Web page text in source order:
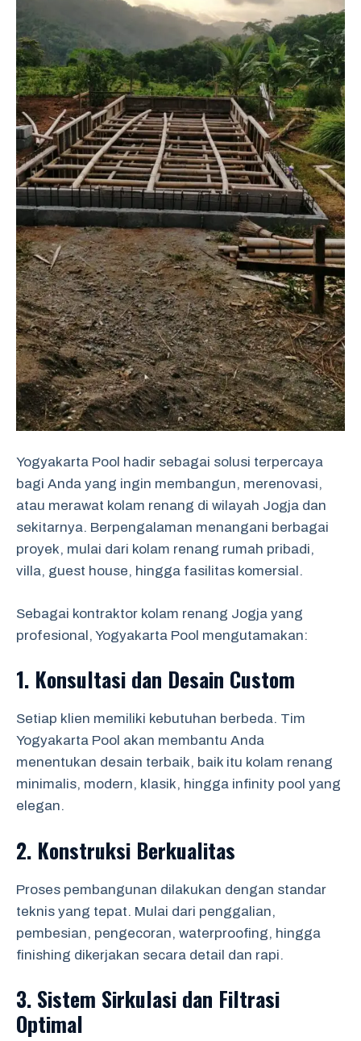
Yogyakarta Pool hadir sebagai solusi terpercaya
bagi Anda yang ingin membangun, merenovasi,
atau merawat kolam renang di wilayah Jogja dan
sekitarnya. Berpengalaman menangani berbagai
proyek, mulai dari kolam renang rumah pribadi,
villa, guest house, hingga fasilitas komersial.
Sebagai kontraktor kolam renang Jogja yang
profesional, Yogyakarta Pool mengutamakan:
1. Konsultasi dan Desain Custom
Setiap klien memiliki kebutuhan berbeda. Tim
Yogyakarta Pool akan membantu Anda
menentukan desain terbaik, baik itu kolam renang
minimalis, modern, klasik, hingga infinity pool yang
elegan.
2. Konstruksi Berkualitas
Proses pembangunan dilakukan dengan standar
teknis yang tepat. Mulai dari penggalian,
pembesian, pengecoran, waterproofing, hingga
finishing dikerjakan secara detail dan rapi.
3. Sistem Sirkulasi dan Filtrasi
Optimal